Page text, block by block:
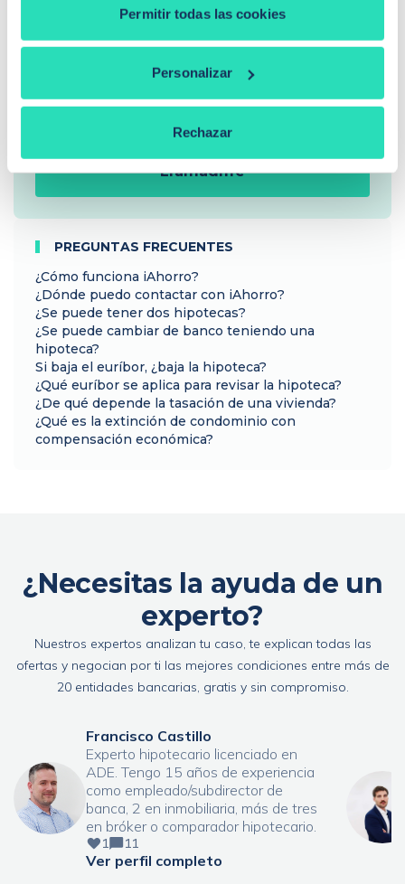
Permitir todas las cookies
Personalizar
Rechazar
PREGUNTAS FRECUENTES
¿Cómo funciona iAhorro?
¿Dónde puedo contactar con iAhorro?
¿Se puede tener dos hipotecas?
¿Se puede cambiar de banco teniendo una
hipoteca?
Si baja el euríbor, ¿baja la hipoteca?
¿Qué euríbor se aplica para revisar la hipoteca?
¿De qué depende la tasación de una vivienda?
¿Qué es la extinción de condominio con
compensación económica?
Sandra Escudero Ruiz
¿Buscas hipoteca?
Llamadme
¿Necesitas la ayuda de un
experto?
Nuestros expertos analizan tu caso, te explican todas las
ofertas y negocian por ti las mejores condiciones entre más de
20 entidades bancarias, gratis y sin compromiso.
Francisco Castillo
Experto hipotecario licenciado en
ADE. Tengo 15 años de experiencia
como empleado/subdirector de
banca, 2 en inmobiliaria, más de tres
en bróker o comparador hipotecario.
1 11
Ver perfil completo